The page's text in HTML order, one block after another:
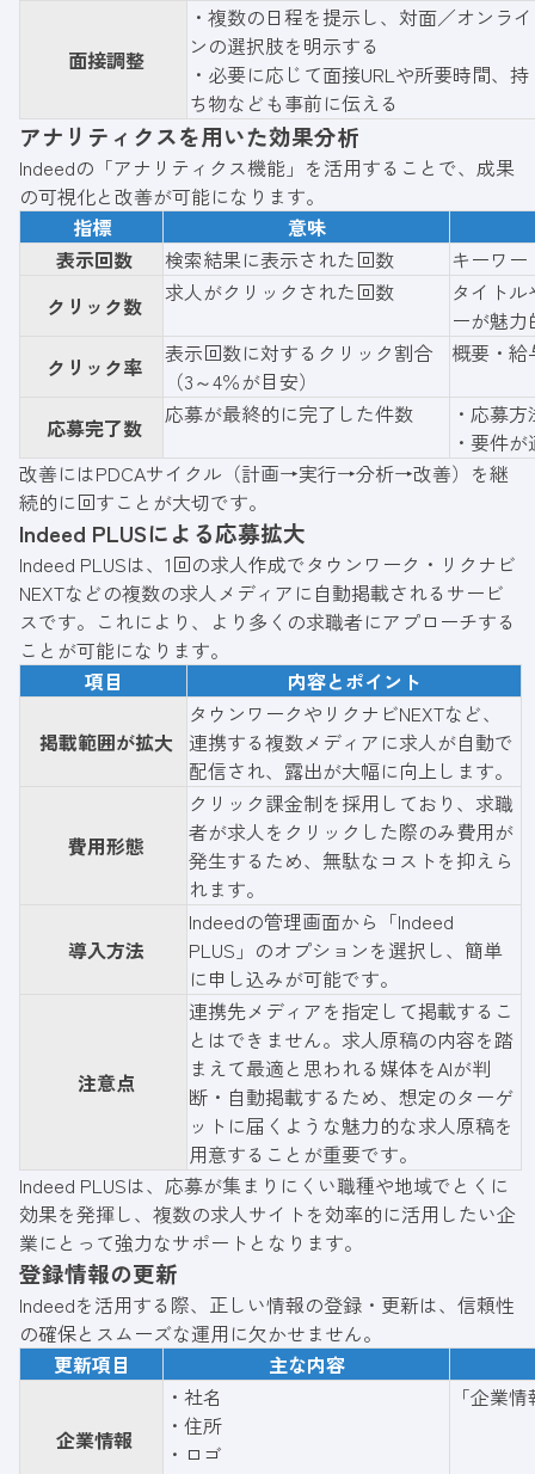
面接調整
・複数の日程を提示し、対面／オンライ
ンの選択肢を明示する
・必要に応じて面接URLや所要時間、持
ち物なども事前に伝える
アナリティクスを用いた効果分析
Indeedの「アナリティクス機能」を活用することで、成果
の可視化と改善が可能になります。
指標
意味
表示回数
検索結果に表示された回数
キーワ
クリック数
求人がクリックされた回数
タイト
ーが魅力
クリック率
表示回数に対するクリック割合
（3～4％が目安）
概要・
応募完了数 応募が最終的に完了した件数
・応募
・要件
改善にはPDCAサイクル（計画→実行→分析→改善）を継
続的に回すことが大切です。
Indeed PLUSによる応募拡大
Indeed PLUSは、1回の求人作成でタウンワーク・リクナビ
NEXTなどの複数の求人メディアに自動掲載されるサービ
スです。これにより、より多くの求職者にアプローチする
ことが可能になります。
項目
内容とポイント
掲載範囲が拡大
タウンワークやリクナビNEXTなど、
連携する複数メディアに求人が自動で
配信され、露出が大幅に向上します。
費用形態
クリック課金制を採用しており、求職
者が求人をクリックした際のみ費用が
発生するため、無駄なコストを抑えら
れます。
導入方法
Indeedの管理画面から「Indeed
PLUS」のオプションを選択し、簡単
に申し込みが可能です。
注意点
連携先メディアを指定して掲載するこ
とはできません。求人原稿の内容を踏
まえて最適と思われる媒体をAIが判
断・自動掲載するため、想定のターゲ
ットに届くような魅力的な求人原稿を
用意することが重要です。
Indeed PLUSは、応募が集まりにくい職種や地域でとくに
効果を発揮し、複数の求人サイトを効率的に活用したい企
業にとって強力なサポートとなります。
登録情報の更新
Indeedを活用する際、正しい情報の登録・更新は、信頼性
の確保とスムーズな運用に欠かせません。
更新項目
主な内容
企業情報
・社名
・住所
・ロゴ
「企業